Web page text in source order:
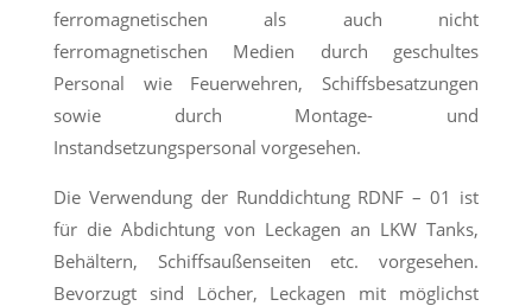
ferromagnetischen als auch nicht
ferromagnetischen Medien durch geschultes
Personal wie Feuerwehren, Schiffsbesatzungen
sowie durch Montage- und
Instandsetzungspersonal vorgesehen.
Die Verwendung der Runddichtung RDNF – 01 ist
für die Abdichtung von Leckagen an LKW Tanks,
Behältern, Schiffsaußenseiten etc. vorgesehen.
Bevorzugt sind Löcher, Leckagen mit möglichst